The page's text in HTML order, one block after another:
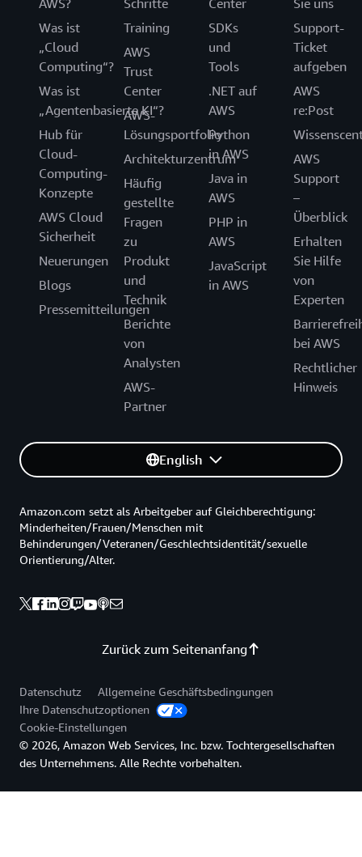
AWS?
Was ist
„Cloud
Computing“?
Was ist
„Agentenbasierte KI“?
Hub für
Cloud-
Computing-
Konzepte
AWS Cloud
Sicherheit
Neuerungen
Blogs
Pressemitteilungen
Schritte
Training
AWS
Trust
Center
AWS-
Lösungsportfolio
Architekturzentrum
Häufig
gestellte
Fragen
zu
Produkt
und
Technik
Berichte
von
Analysten
AWS-
Partner
Center
SDKs
und
Tools
.NET auf
AWS
Python
in AWS
Java in
AWS
PHP in
AWS
JavaScript
in AWS
Sie uns
Support-
Ticket
aufgeben
AWS
re:Post
AWS
Support
–
Überblick
Erhalten
Sie Hilfe
von
Experten
bei AWS
Rechtlicher
Hinweis
English
Zurück zum Seitenanfang
Amazon.com setzt als Arbeitgeber auf Gleichberechtigung:
Minderheiten/Frauen/Menschen mit
Behinderungen/Veteranen/Geschlechtsidentität/sexuelle
Orientierung/Alter.
Datenschutz
Allgemeine Geschäftsbedingungen
Ihre Datenschutzoptionen
Cookie-Einstellungen
© 2026, Amazon Web Services, Inc. bzw. Tochtergesellschaften
des Unternehmens. Alle Rechte vorbehalten.